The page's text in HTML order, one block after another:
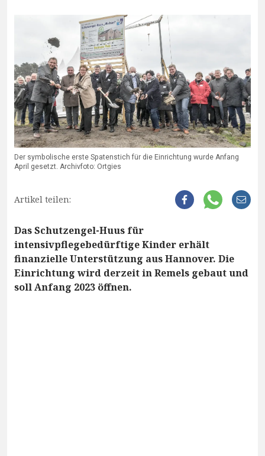
Der symbolische erste Spatenstich für die Einrichtung wurde Anfang
April gesetzt. Archivfoto: Ortgies
Artikel teilen:
Das Schutzengel-Huus für
intensivpflegebedürftige Kinder erhält
finanzielle Unterstützung aus Hannover. Die
Einrichtung wird derzeit in Remels gebaut und
soll Anfang 2023 öffnen.